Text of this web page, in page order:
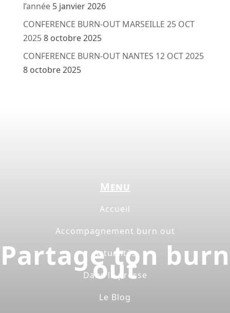
l’année 5 janvier 2026
CONFERENCE BURN-OUT MARSEILLE 25 OCT
20258 octobre 2025
CONFERENCE BURN-OUT NANTES 12 OCT 2025
8 octobre 2025
Menu
Accueil
Accompagnement burn out
Actualités
Dans la presse
Le Blog
Partage ton burn
out